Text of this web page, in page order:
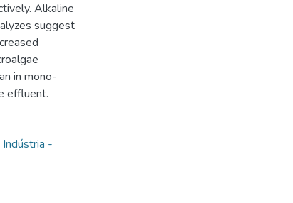
Alkaline
suggest
in mono-
effluent.
-